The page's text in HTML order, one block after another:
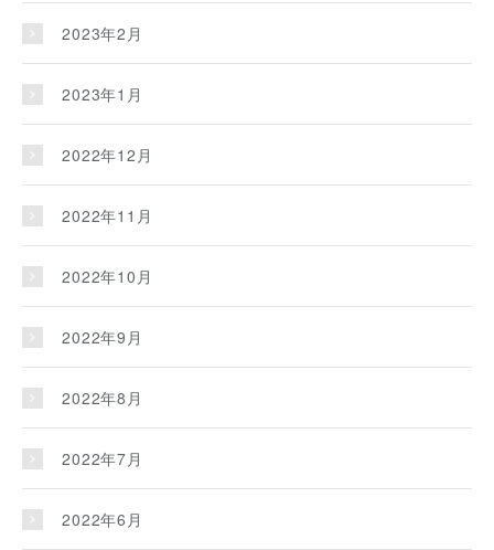
2023年2月
2023年1月
2022年12月
2022年11月
2022年10月
2022年9月
2022年8月
2022年7月
2022年6月